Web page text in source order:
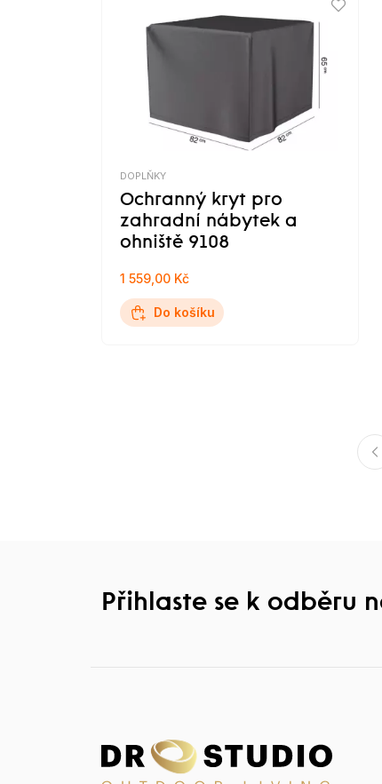
DOPLŇKY
Ochranný kryt pro
zahradní nábytek a
ohniště 9108
1 559,00 Kč
Do košíku
Přihlaste se k odběru